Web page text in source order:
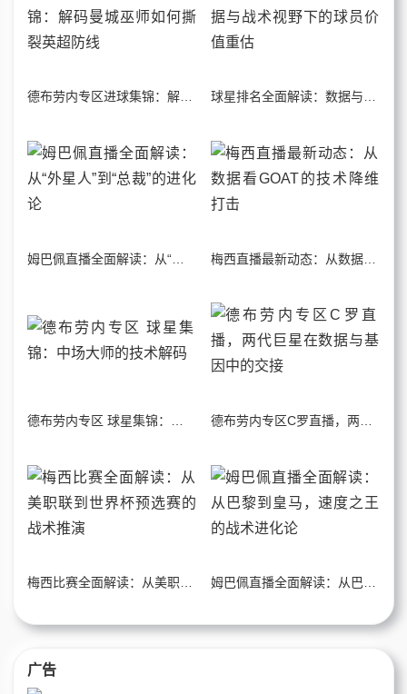
德布劳内专区进球集锦：解码曼城巫师如何撕裂英超防线 球星排名全面解读：数据与战术视野下的球员价值重估
梅西直播最新动态：从数据看GOAT的技术降维打击
德布劳内专区C罗直播，两代巨星在数据与基因中的交接
姆巴佩直播全面解读：从巴黎到皇马，速度之王的战术进化论
广告